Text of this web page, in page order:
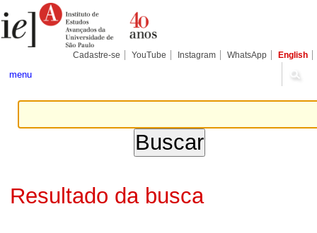
para
conteúdo.
Pessoais
Cadastre-se YouTube Instagram WhatsApp English
menu
Resultado da busca